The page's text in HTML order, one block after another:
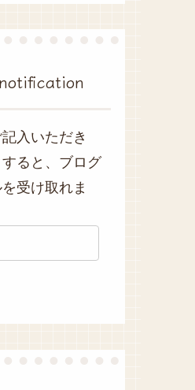
入いただき
すると、ブログ
受け取れま